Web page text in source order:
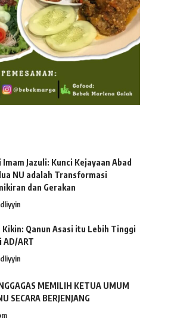
Imam Jazuli: Kunci Kejayaan Abad
NU adalah Transformasi
dan Gerakan
Kikin: Qanun Asasi itu Lebih Tinggi
AD/ART
MEMILIH KETUA UMUM
SECARA BERJENJANG